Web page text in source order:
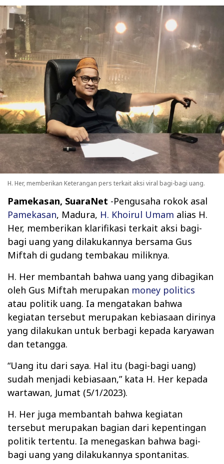
H. Her, memberikan Keterangan pers terkait aksi viral bagi-bagi uang.
Pamekasan, SuaraNet -Pengusaha rokok asal
Pamekasan, Madura, H. Khoirul Umam alias H.
Her, memberikan klarifikasi terkait aksi bagi-
bagi uang yang dilakukannya bersama Gus
Miftah di gudang tembakau miliknya.
H. Her membantah bahwa uang yang dibagikan
oleh Gus Miftah merupakan money politics
atau politik uang. Ia mengatakan bahwa
kegiatan tersebut merupakan kebiasaan dirinya
yang dilakukan untuk berbagi kepada karyawan
dan tetangga.
“Uang itu dari saya. Hal itu (bagi-bagi uang)
sudah menjadi kebiasaan,” kata H. Her kepada
wartawan, Jumat (5/1/2023).
H. Her juga membantah bahwa kegiatan
tersebut merupakan bagian dari kepentingan
politik tertentu. Ia menegaskan bahwa bagi-
bagi uang yang dilakukannya spontanitas.